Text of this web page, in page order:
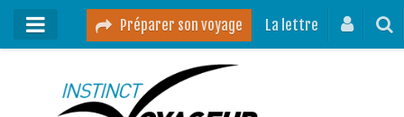
Préparer son voyage La lettre
Mon podcast